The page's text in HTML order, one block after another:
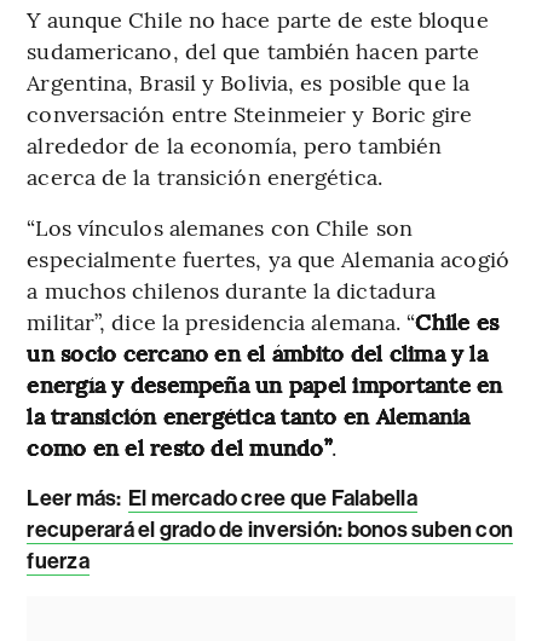
Y aunque Chile no hace parte de este bloque
sudamericano, del que también hacen parte
Argentina, Brasil y Bolivia, es posible que la
conversación entre Steinmeier y Boric gire
alrededor de la economía, pero también
acerca de la transición energética.
“Los vínculos alemanes con Chile son
especialmente fuertes, ya que Alemania acogió
a muchos chilenos durante la dictadura
militar”, dice la presidencia alemana. “Chile es
un socio cercano en el ámbito del clima y la
energía y desempeña un papel importante en
la transición energética tanto en Alemania
como en el resto del mundo”.
Leer más: El mercado cree que Falabella
recuperará el grado de inversión: bonos suben con
fuerza